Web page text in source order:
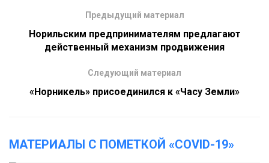
Предыдущий материал
Норильским предпринимателям предлагают
действенный механизм продвижения
Следующий материал
«Норникель» присоединился к «Часу Земли»
МАТЕРИАЛЫ С ПОМЕТКОЙ «COVID-19»